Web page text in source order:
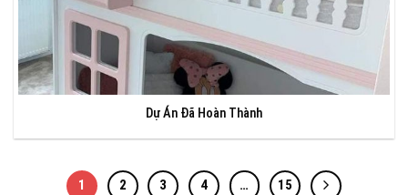
Dự Án Đã Hoàn Thành
1 2 3 4 … 15